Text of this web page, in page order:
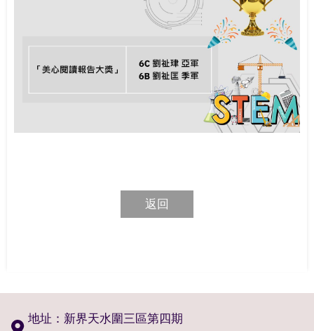
返回
地址：新界天水圍三區第四期